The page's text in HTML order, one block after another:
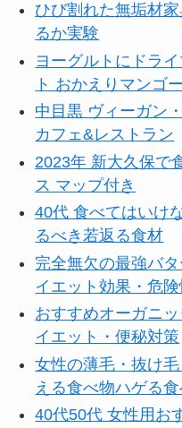
ひび割れた無垢材
るか実験
ヨーグルトにドラ
ト おかえりマンゴー
中目黒 ヴィーガン
カフェ&レストラン
2023年 新大久保で
ス マップ付き
40代 食べてはいけ
るべき若返る食材
完全無欠の最強バ
イエット効果・危険
おすすめオーガニ
イエット・便秘対策
女性の薄毛・抜け
える食べ物ハゲる
40代50代 女性用お